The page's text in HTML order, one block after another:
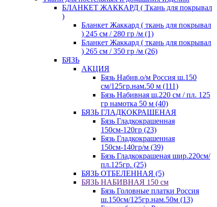
БЛАНКЕТ ЖАККАРД ( Ткань для покрывал
)
Бланкет Жаккард ( ткань для покрывал
) 245 см / 280 гр /м (1)
Бланкет Жаккард ( ткань для покрывал
) 265 см / 350 гр /м (26)
БЯЗЬ
АКЦИЯ
Бязь Набив.о/м Россия ш.150
см/125гр.нам.50 м (111)
Бязь Набивная ш.220 см / пл. 125
гр намотка 50 м (40)
БЯЗЬ ГЛАДКОКРАШЕНАЯ
Бязь Гладкокрашенная
150см-120гр (23)
Бязь Гладкокрашенная
150см-140гр/м (39)
Бязь Гладкокрашеная шир.220см/
пл.125гр. (25)
БЯЗЬ ОТБЕЛЕННАЯ (5)
БЯЗЬ НАБИВНАЯ 150 см
Бязь Головные платки Россия
ш.150см/125гр.нам.50м (13)